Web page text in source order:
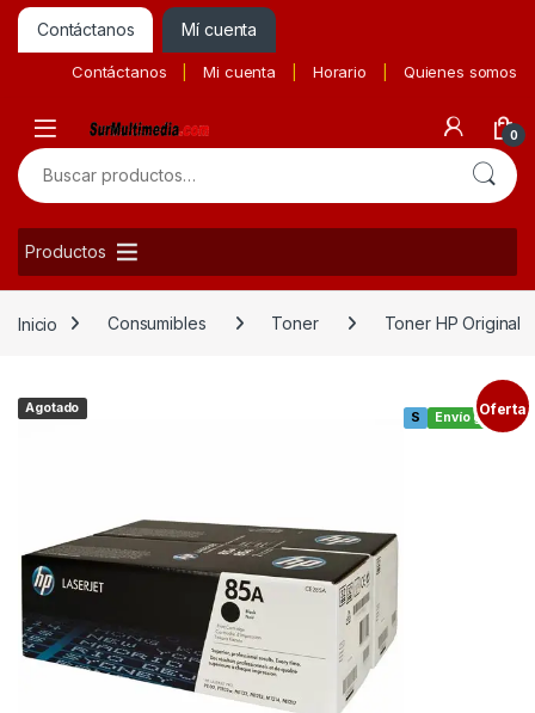
Contáctanos Mí cuenta
Contáctanos Mi cuenta Horario Quienes somos
0
Buscar por:
Productos
Inicio Consumibles Toner Toner HP Original
Envío gratis
S
Agotado Oferta